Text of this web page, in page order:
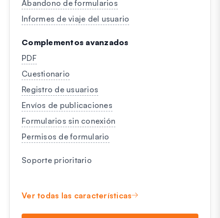
Abandono de formularios
Informes de viaje del usuario
Complementos avanzados
PDF
Cuestionario
Registro de usuarios
Envíos de publicaciones
Formularios sin conexión
Permisos de formulario
Soporte prioritario
Ver todas las características